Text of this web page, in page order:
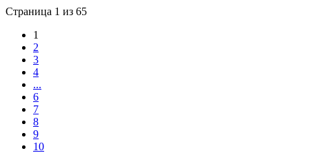
Страница 1 из 65
1
2
3
4
...
6
7
8
9
10